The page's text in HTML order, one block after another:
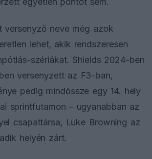
versenyző neve még azok
lehet, akik rendszeresen
szériákat. Shields 2024-ben
versenyzett az F3-ban,
pedig mindössze egy 14. hely
sprintfutamon – ugyanabban az
csapattársa, Luke Browning az
helyén zárt.